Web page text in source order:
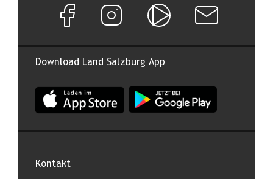
Download Land Salzburg App
App Land Salzburg im Apple App Store
App Land Salzburg im
Facebook Seite von Land Salzburg
Instagram Seite von Land Salzburg
Salzburg ONNewsletter
Kontakt